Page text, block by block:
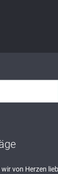
von Herzen